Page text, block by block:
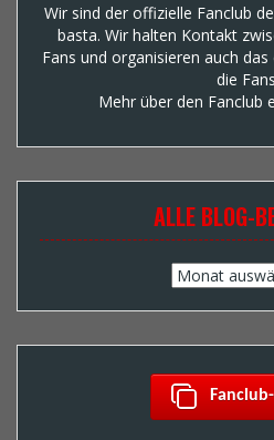
Wir sind der offizielle Fanclub
basta. Wir halten Kontakt
Fans und organisieren auch
die
Mehr über den Fanclub
ALLE BLOG-
Alle
Blog-
Beiträge